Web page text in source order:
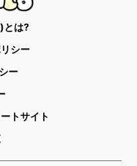
とは?
シー
ー
トサイト